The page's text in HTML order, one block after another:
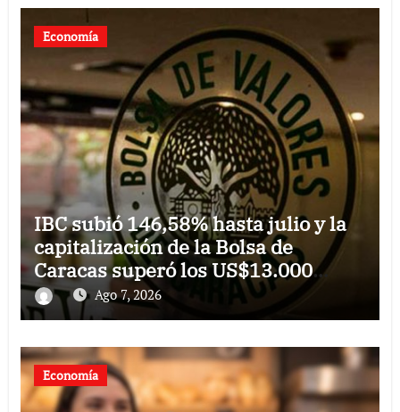
Economía
IBC subió 146,58% hasta julio y la
capitalización de la Bolsa de
Caracas superó los US$13.000
millonesAgo 7, 2026
Economía